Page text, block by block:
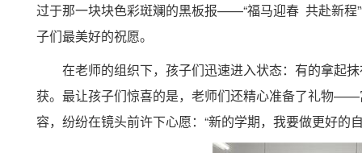
过于那一块块色彩斑斓的黑板报——“福马迎春 共赴新程
子们最美好的祝愿。
在老师的组织下，孩子们迅速进入状态：有的拿起
获。最让孩子们惊喜的是，老师们还精心准备了礼物——
容，纷纷在镜头前许下心愿：“新的学期，我要做更好的